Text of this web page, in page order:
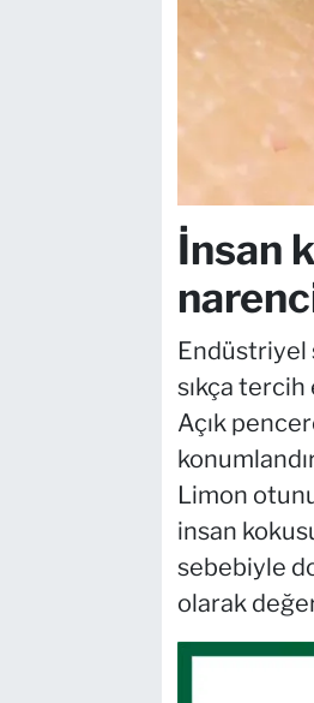
İnsan
Endüstriyel
sıkça tercih
Açık
Limon
insan
sebebiyle
olarak